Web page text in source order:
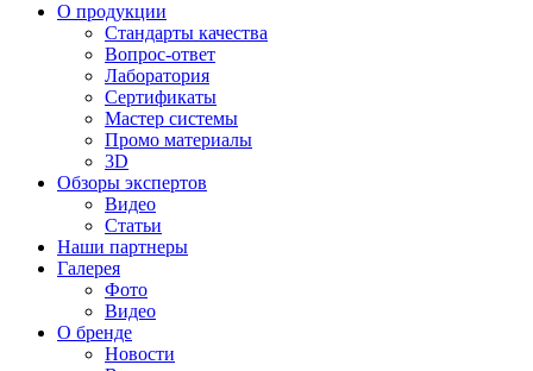
О продукции
Стандарты качества
Вопрос-ответ
Лаборатория
Сертификаты
Мастер системы
Промо материалы
3D
Обзоры экспертов
Видео
Статьи
Наши партнеры
Галерея
Фото
Видео
О бренде
Новости